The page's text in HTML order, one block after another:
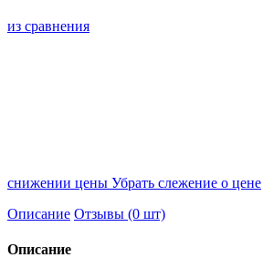
из сравнения
снижении цены Убрать слежение о цене
Описание Отзывы (0 шт)
Описание